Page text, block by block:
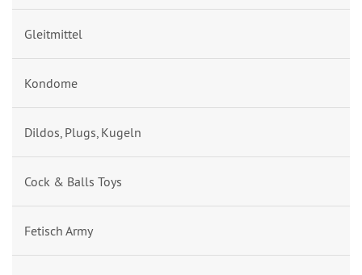
Gleitmittel
Kondome
Dildos, Plugs, Kugeln
Cock & Balls Toys
Fetisch Army